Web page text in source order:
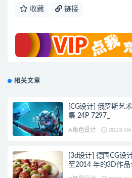
收藏 链接
相关文章
[CG设计] 俄罗斯艺
集 24P 7297_
A角色设计 2023-
[3d设计] 德国CG设